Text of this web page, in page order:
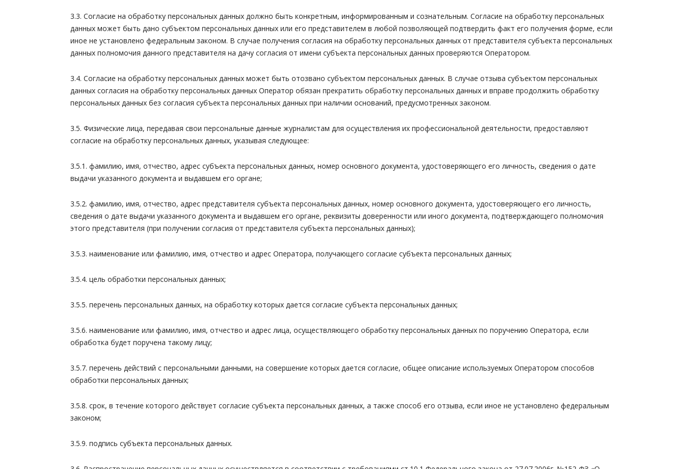
3.3. Согласие на обработку персональных данных должно быть конкретным, информированным и сознательным. Согласие на обработку персональных
данных может быть дано субъектом персональных данных или его представителем в любой позволяющей подтвердить факт его получения форме, если
иное не установлено федеральным законом. В случае получения согласия на обработку персональных данных от представителя субъекта персональных
данных полномочия данного представителя на дачу согласия от имени субъекта персональных данных проверяются Оператором.
3.4. Согласие на обработку персональных данных может быть отозвано субъектом персональных данных. В случае отзыва субъектом персональных
данных согласия на обработку персональных данных Оператор обязан прекратить обработку персональных данных и вправе продолжить обработку
персональных данных без согласия субъекта персональных данных при наличии оснований, предусмотренных законом.
3.5. Физические лица, передавая свои персональные данные журналистам для осуществления их профессиональной деятельности, предоставляют
согласие на обработку персональных данных, указывая следующее:
3.5.1. фамилию, имя, отчество, адрес субъекта персональных данных, номер основного документа, удостоверяющего его личность, сведения о дате
выдачи указанного документа и выдавшем его органе;
3.5.2. фамилию, имя, отчество, адрес представителя субъекта персональных данных, номер основного документа, удостоверяющего его личность,
сведения о дате выдачи указанного документа и выдавшем его органе, реквизиты доверенности или иного документа, подтверждающего полномочия
этого представителя (при получении согласия от представителя субъекта персональных данных);
3.5.3. наименование или фамилию, имя, отчество и адрес Оператора, получающего согласие субъекта персональных данных;
3.5.4. цель обработки персональных данных;
3.5.5. перечень персональных данных, на обработку которых дается согласие субъекта персональных данных;
3.5.6. наименование или фамилию, имя, отчество и адрес лица, осуществляющего обработку персональных данных по поручению Оператора, если
обработка будет поручена такому лицу;
3.5.7. перечень действий с персональными данными, на совершение которых дается согласие, общее описание используемых Оператором способов
обработки персональных данных;
3.5.8. срок, в течение которого действует согласие субъекта персональных данных, а также способ его отзыва, если иное не установлено федеральным
законом;
3.5.9. подпись субъекта персональных данных.